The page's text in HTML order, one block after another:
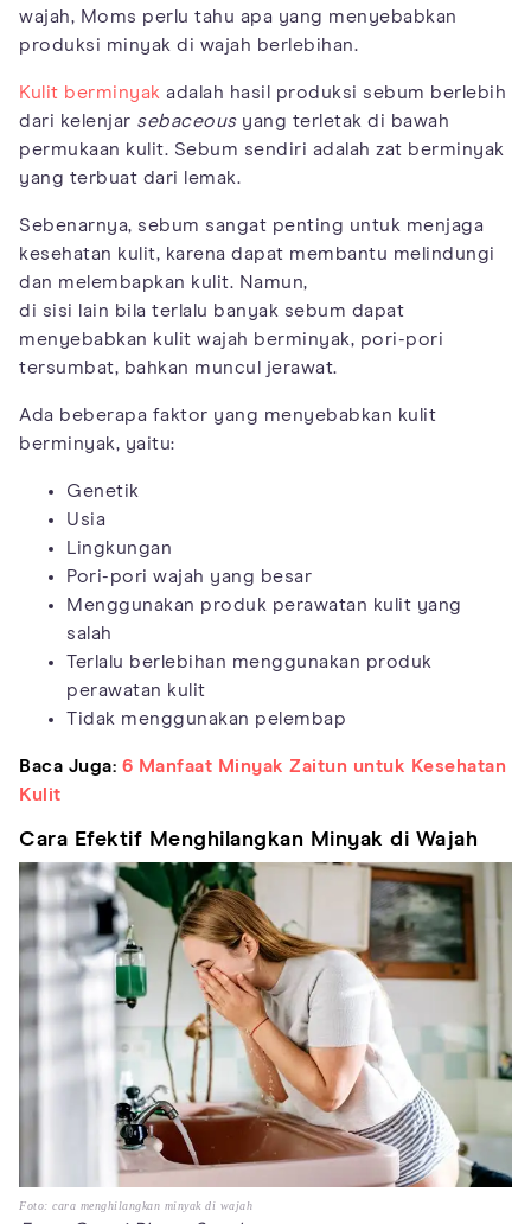
wajah, Moms perlu tahu apa yang menyebabkan
produksi minyak di wajah berlebihan.
Kulit berminyak adalah hasil produksi sebum berlebih
dari kelenjar sebaceous yang terletak di bawah
permukaan kulit. Sebum sendiri adalah zat berminyak
yang terbuat dari lemak.
Sebenarnya, sebum sangat penting untuk menjaga
kesehatan kulit, karena dapat membantu melindungi
dan melembapkan kulit. Namun,
di sisi lain bila terlalu banyak sebum dapat
menyebabkan kulit wajah berminyak, pori-pori
tersumbat, bahkan muncul jerawat.
Ada beberapa faktor yang menyebabkan kulit
berminyak, yaitu:
Genetik
Usia
Lingkungan
Pori-pori wajah yang besar
Menggunakan produk perawatan kulit yang
salah
Terlalu berlebihan menggunakan produk
perawatan kulit
Tidak menggunakan pelembap
Baca Juga: 6 Manfaat Minyak Zaitun untuk Kesehatan
Kulit
Cara Efektif Menghilangkan Minyak di Wajah
Foto: cara menghilangkan minyak di wajah